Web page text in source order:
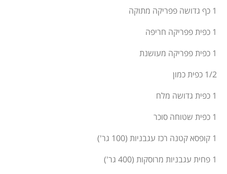
1 כף גדושה פפריקה מתוקה
1 כפית פפריקה חריפה
1 כפית פפריקה מעושנת
1/2 כפית כמון
1 כפית גדושה מלח
1 כפית שטוחה סוכר
1 קופסא קטנה רכז עגבניות (100 גר')
1 פחית עגבניות מרוסקות (400 גר')